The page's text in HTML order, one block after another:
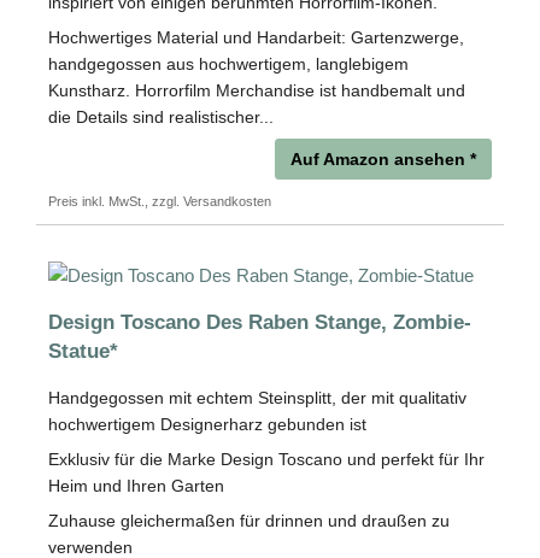
Hochwertiges Material und Handarbeit: Gartenzwerge,
handgegossen aus hochwertigem, langlebigem
Kunstharz. Horrorfilm Merchandise ist handbemalt und
die Details sind realistischer...
Auf Amazon ansehen *
Preis inkl. MwSt., zzgl. Versandkosten
Design Toscano Des Raben Stange, Zombie-
Statue*
Handgegossen mit echtem Steinsplitt, der mit qualitativ
hochwertigem Designerharz gebunden ist
Exklusiv für die Marke Design Toscano und perfekt für Ihr
Heim und Ihren Garten
Zuhause gleichermaßen für drinnen und draußen zu
verwenden